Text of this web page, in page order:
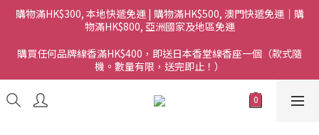
購物滿HK$300, 本地快遞免運 | 購物滿HK$500, 澳門快遞免運｜購
物滿HK$800, 亞洲國家及地區免運
購買任何品牌線香滿HK$400，即送日本香堂線香座一個（款式隨
機。數量有限，送完即止！）